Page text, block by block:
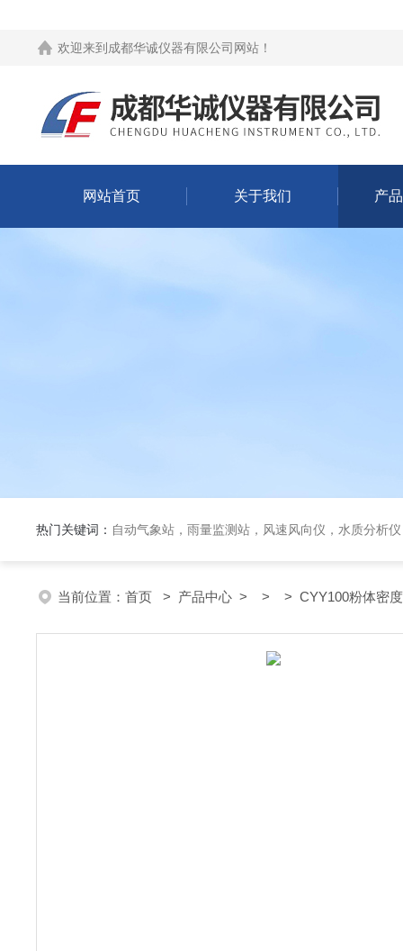
欢迎来到 成都华诚仪器有限公司网站 ！
网站首页 关于我们 产
热门关键词： 自动气象站，雨量监测站，风速风向仪，水质分析
当前位置： 首页 > 产品中心 > > > CYY100粉体密度